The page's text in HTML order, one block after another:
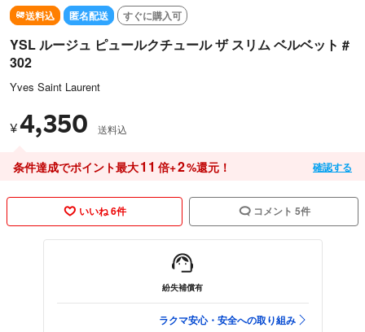
送料込 匿名配送 すぐに購入可
YSL ルージュ ピュールクチュール ザ スリム ベルベット #
302
Yves Saint Laurent
¥4,350 送料込
条件達成でポイント最大11 倍+2%還元！ 確認する
いいね 6件 コメント 5件
紛失補償有
ラクマ安心・安全への取り組み